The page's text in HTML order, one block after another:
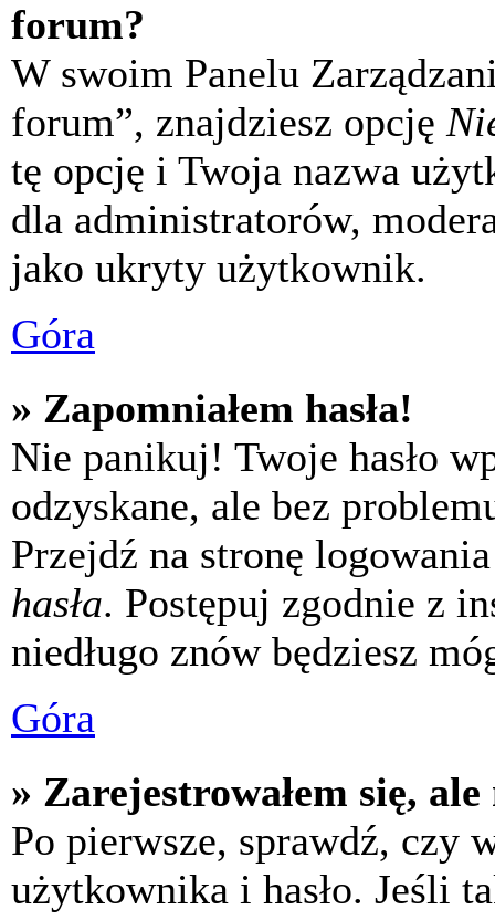
forum?
W swoim Panelu
forum”, znajdziesz opcję
tę opcję i Twoja nazwa
dla administratorów,
jako ukryty użytkownik.
Góra
» Zapomniałem hasła!
Nie panikuj! Twoje hasło
odzyskane, ale bez
Przejdź na stronę
hasła. Postępuj zgodnie z
niedługo znów będziesz
Góra
» Zarejestrowałem się,
Po pierwsze, sprawdź, czy
użytkownika i hasło. Jeśli